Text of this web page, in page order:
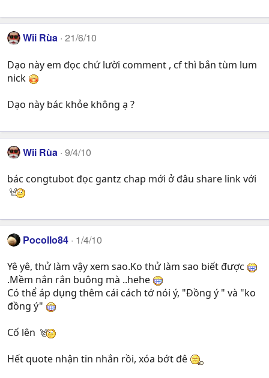
Wii Rùa 21/6/10
Dạo này em đọc chứ lười comment , cf thì bắn tùm lum
nick
Dạo này bác khỏe không ạ ?
Wii Rùa 9/4/10
bác congtubot đọc gantz chap mới ở đâu share link với
Pocollo84 1/4/10
Yê yê, thử làm vậy xem sao.Ko thử làm sao biết được
.Mềm nắn rắn buông mà ..hehe
Có thể áp dụng thêm cái cách tớ nói ý, "Đồng ý " và "ko
đồng ý"
Cố lên
Hết quote nhận tin nhắn rồi, xóa bớt đê